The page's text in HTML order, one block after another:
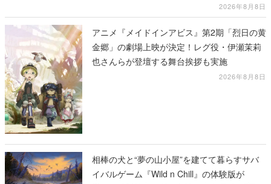
2026年8月8日
アニメ『メイドインアビス』第2期「烈日の黄
金郷」の劇場上映が決定！レグ役・伊瀬茉莉
也さんらが登壇する舞台挨拶も実施
2026年8月8日
相棒の犬と“夢の山小屋”を建てて暮らすサバ
イバルゲーム『Wild n Chill』の体験版が